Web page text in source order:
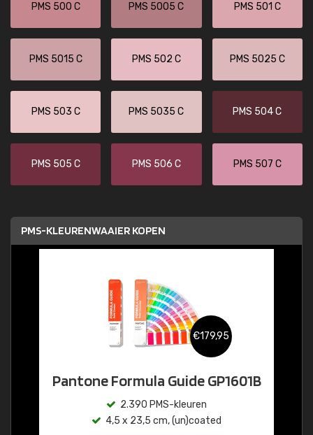
PMS 500 C PMS 5005 C PMS 501 C
PMS 5015 C PMS 502 C PMS 5025 C
PMS 503 C PMS 5035 C PMS 504 C
PMS 505 C PMS 506 C PMS 507 C
PMS-KLEURENWAAIER KOPEN
€179,95
Pantone Formula Guide GP1601B
2.390 PMS-kleuren
4,5 x 23,5 cm, (un)coated